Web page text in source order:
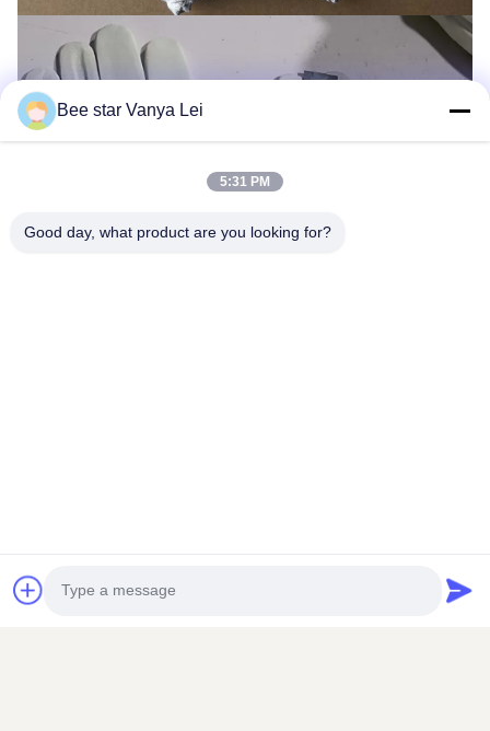
Bee star Vanya Lei
5:31 PM
Good day, what product are you looking for?